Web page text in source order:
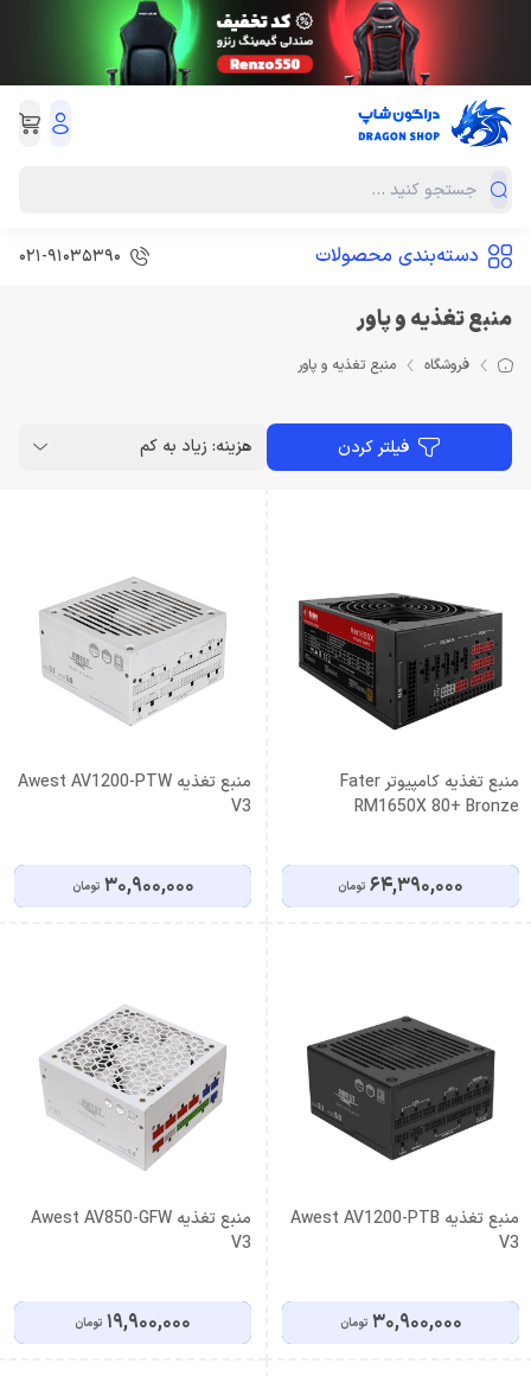
دسته‌بندی محصولات 021-91035390
منبع تغذیه و پاور
فروشگاه منبع تغذیه و پاور
فیلتر کردن هزینه: زیاد به کم
منبع تغذیه کامپیوتر Fater
RM1650X 80+ Bronze
64,390,000 تومان
منبع تغذیه Awest AV1200-PTW
V3
30,900,000 تومان
منبع تغذیه Awest AV1200-PTB
V3
30,900,000 تومان
منبع تغذیه Awest AV850-GFW
V3
19,900,000 تومان